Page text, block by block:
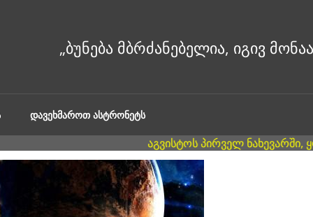
ᲓᲐᲕᲔᲮᲛᲐᲠᲝᲗ ᲐᲡᲢᲠᲝᲜᲔᲢᲡ